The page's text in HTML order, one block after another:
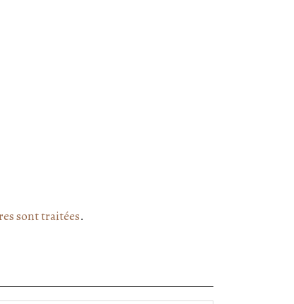
sont traitées.